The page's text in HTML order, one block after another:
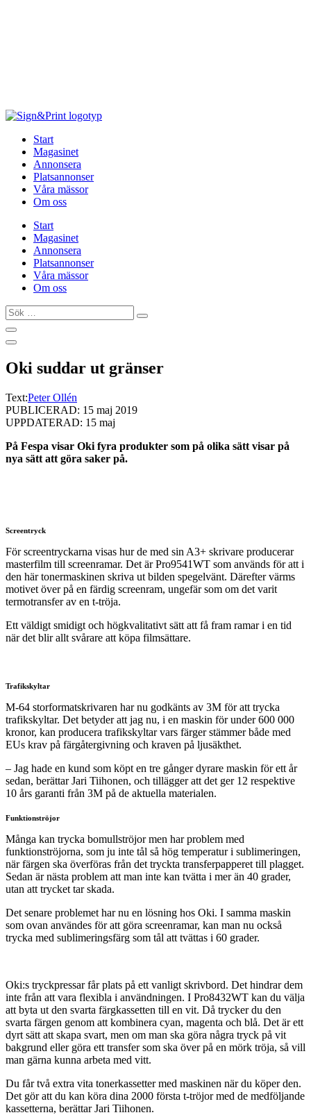
Start
Magasinet
Annonsera
Platsannonser
Våra mässor
Om oss
Start
Magasinet
Annonsera
Platsannonser
Våra mässor
Om oss
Sök
…
Oki suddar ut gränser
Text:Peter Ollén
PUBLICERAD: 15 maj 2019
UPPDATERAD: 15 maj
På Fespa visar Oki fyra produkter som på olika sätt visar på
nya sätt att göra saker på.
Screentryck
För screentryckarna visas hur de med sin A3+ skrivare producerar
masterfilm till screenramar. Det är Pro9541WT som används för att i
den här tonermaskinen skriva ut bilden spegelvänt. Därefter värms
motivet över på en färdig screenram, ungefär som om det varit
termotransfer av en t-tröja.
Ett väldigt smidigt och högkvalitativt sätt att få fram ramar i en tid
när det blir allt svårare att köpa filmsättare.
Trafikskyltar
M-64 storformatskrivaren har nu godkänts av 3M för att trycka
trafikskyltar. Det betyder att jag nu, i en maskin för under 600 000
kronor, kan producera trafikskyltar vars färger stämmer både med
EUs krav på färgåtergivning och kraven på ljusäkthet.
– Jag hade en kund som köpt en tre gånger dyrare maskin för ett år
sedan, berättar Jari Tiihonen, och tillägger att det ger 12 respektive
10 års garanti från 3M på de aktuella materialen.
Funktionströjor
Många kan trycka bomullströjor men har problem med
funktionströjorna, som ju inte tål så hög temperatur i sublimeringen,
när färgen ska överföras från det tryckta transferpapperet till plagget.
Sedan är nästa problem att man inte kan tvätta i mer än 40 grader,
utan att trycket tar skada.
Det senare problemet har nu en lösning hos Oki. I samma maskin
som ovan användes för att göra screenramar, kan man nu också
trycka med sublimeringsfärg som tål att tvättas i 60 grader.
Oki:s tryckpressar får plats på ett vanligt skrivbord. Det hindrar dem
inte från att vara flexibla i användningen. I Pro8432WT kan du välja
att byta ut den svarta färgkassetten till en vit. Då trycker du den
svarta färgen genom att kombinera cyan, magenta och blå. Det är ett
dyrt sätt att skapa svart, men om man ska göra några tryck på vit
bakgrund eller göra ett transfer som ska över på en mörk tröja, så vill
man gärna kunna arbeta med vitt.
Du får två extra vita tonerkassetter med maskinen när du köper den.
Det gör att du kan köra dina 2000 första t-tröjor med de medföljande
kassetterna, berättar Jari Tiihonen.